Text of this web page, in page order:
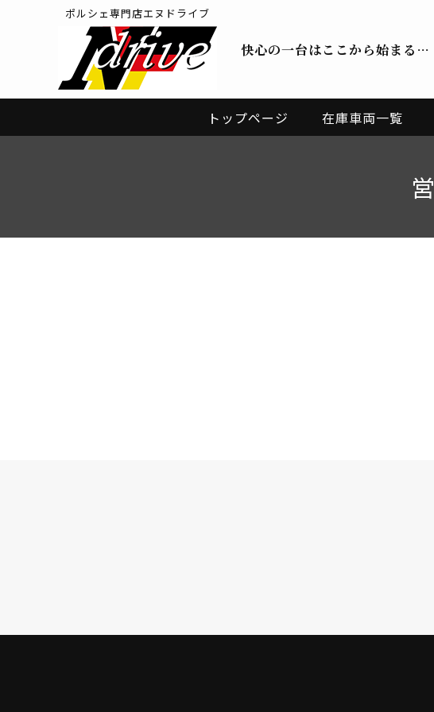
ポルシェ専門店エヌドライブ
快心の一台はここから始まる…
トップページ 在庫車両一覧